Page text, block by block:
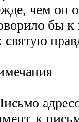
чем он
бы
святую
к